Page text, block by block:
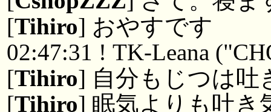
[Tihiro] おやすです
02:47:31 ! TK-Leana
[Tihiro] 自分もじつは吐
[Tihiro] 眠気よりも吐き